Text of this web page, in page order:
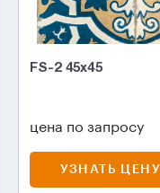
FS-2 45х45
цена по запросу
УЗНАТЬ ЦЕНУ